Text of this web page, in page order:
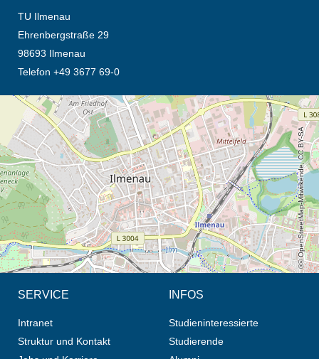
TU Ilmenau
Ehrenbergstraße 29
98693 Ilmenau
Telefon +49 3677 69-0
Öffnet die Anfahrtsbeschreibung in neuem Tab (Karte)
© OpenStreetMap-Mitwirkende, CC BY-SA
SERVICE
Intranet
Struktur und Kontakt
INFOS
Studieninteressierte
Studierende